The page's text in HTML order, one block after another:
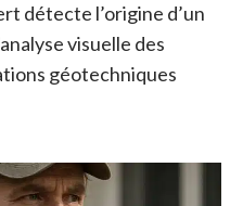
détecte l’origine d’un
visuelle des
géotechniques